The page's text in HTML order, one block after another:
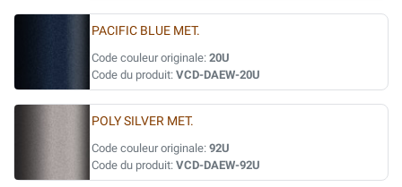
PACIFIC BLUE MET.
Code couleur originale: 20U
Code du produit: VCD-DAEW-20U
POLY SILVER MET.
Code couleur originale: 92U
Code du produit: VCD-DAEW-92U